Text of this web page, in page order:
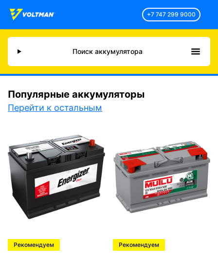
+7 747 299 9000
Поиск аккумулятора
Популярные аккумуляторы
Перейти к остальным
Рекомендуем Рекомендуем